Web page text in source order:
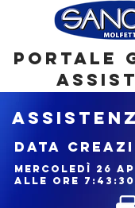
DATA
mercoledì 26
alle ore 7:43:30
portale